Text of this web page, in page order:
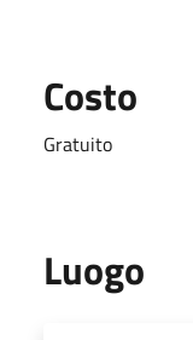
Costo
Gratuito
Luogo